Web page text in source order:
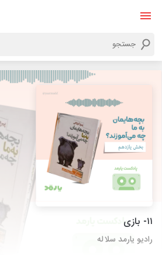
۱۱- بازی
رادیو یارمد سلاله